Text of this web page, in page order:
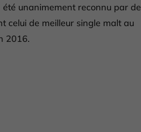
unanimement reconnu par de
celui de meilleur single malt au
2016.